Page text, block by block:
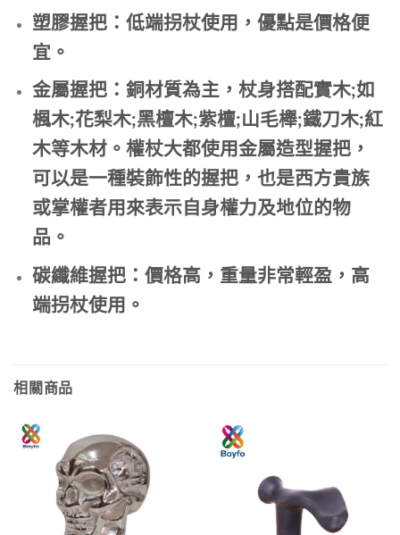
塑膠握把：低端拐杖使用，優點是價格便
宜。
金屬握把：銅材質為主，杖身搭配實木;如
楓木;花梨木;黑檀木;紫檀;山毛櫸;鐵刀木;紅
木等木材。權杖大都使用金屬造型握把，
可以是一種裝飾性的握把，也是西方貴族
或掌權者用來表示自身權力及地位的物
品。
碳纖維握把：價格高，重量非常輕盈，高
端拐杖使用。
相關商品